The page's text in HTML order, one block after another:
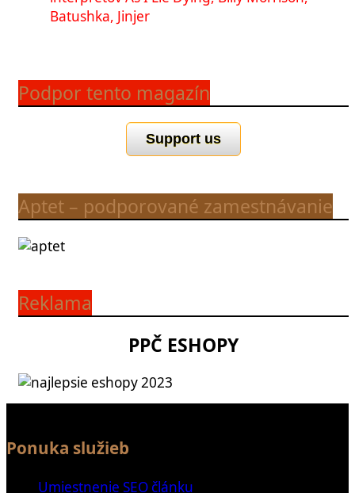
Batushka, Jinjer
Podpor tento magazín
Support us
Aptet – podporované zamestnávanie
Reklama
PPČ ESHOPY
Ponuka služieb
Umiestnenie SEO článku